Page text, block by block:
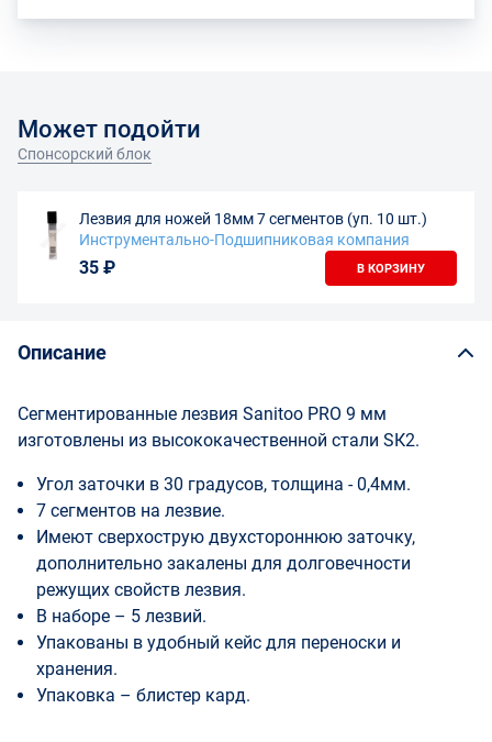
Может подойти
Спонсорский блок
Лезвия для ножей 18мм 7 сегментов (уп. 10 шт.)
Инструментально-Подшипниковая компания
35 ₽ В КОРЗИНУ
Описание
Сегментированные лезвия Sanitoo PRO 9 мм
изготовлены из высококачественной стали SК2.
Угол заточки в 30 градусов, толщина - 0,4мм.
7 сегментов на лезвие.
Имеют сверхострую двухстороннюю заточку,
дополнительно закалены для долговечности
режущих свойств лезвия.
В наборе – 5 лезвий.
Упакованы в удобный кейс для переноски и
хранения.
Упаковка – блистер кард.